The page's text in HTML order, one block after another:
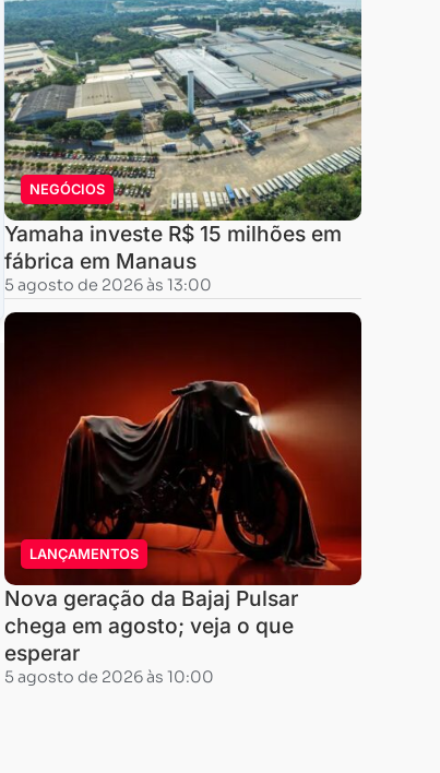
NEGÓCIOS
Yamaha investe R$ 15 milhões em
fábrica em Manaus
5 agosto de 2026 às 13:00
LANÇAMENTOS
Nova geração da Bajaj Pulsar
chega em agosto; veja o que
esperar
5 agosto de 2026 às 10:00